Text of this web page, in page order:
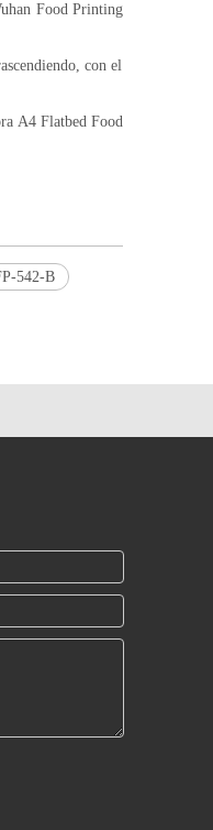
Food Printing
con el
A4 Flatbed Food
542-B